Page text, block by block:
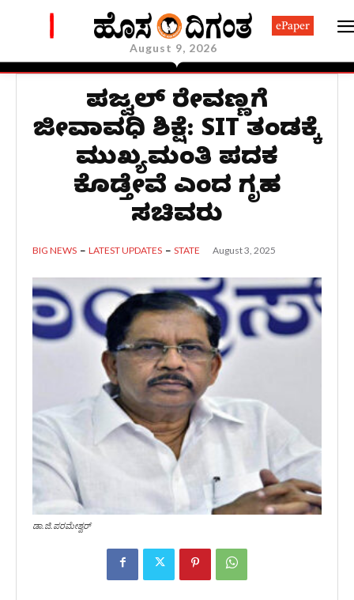
August 9, 2026
ePaper
ಪ್ರಜ್ವಲ್ ರೇವಣ್ಣಗೆ
ಜೀವಾವಧಿ ಶಿಕ್ಷೆ: SIT ತಂಡಕ್ಕೆ
ಮುಖ್ಯಮಂತ್ರಿ ಪದಕ
ಕೊಡ್ತೇವೆ ಎಂದ ಗೃಹ
ಸಚಿವರು
BIG NEWS LATEST UPDATES STATE August 3, 2025
ಡಾ.ಜಿ.ಪರಮೇಶ್ವರ್